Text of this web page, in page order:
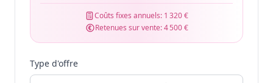
Coûts fixes annuels: 1 320 €
Retenues sur vente:4 500 €
Type d'offre